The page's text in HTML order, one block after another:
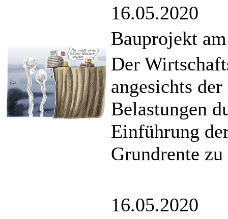
16.05.2020
Bauprojekt
Der
angesichts
Belastungen
Einführung
Grundrente
16.05.2020